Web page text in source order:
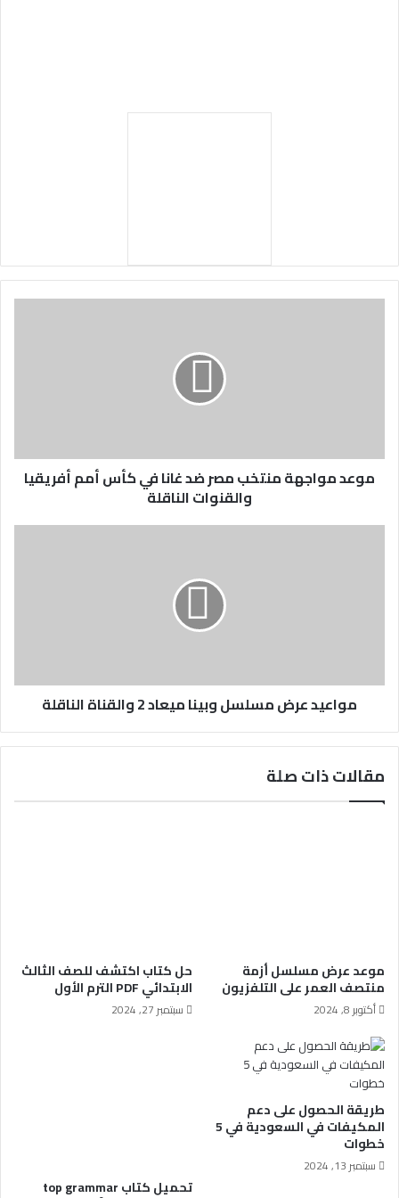
موعد مواجهة منتخب مصر ضد غانا في كأس أمم أفريقيا
والقنوات الناقلة
مواعيد عرض مسلسل وبينا ميعاد 2 والقناة الناقلة
مقالات ذات صلة
موعد عرض مسلسل أزمة
منتصف العمر على التلفزيون
أكتوبر 8, 2024
حل كتاب اكتشف للصف الثالث
الابتدائي PDF الترم الأول
سبتمبر 27, 2024
طريقة الحصول على دعم
المكيفات في السعودية في 5
خطوات
سبتمبر 13, 2024
تحميل كتاب top grammar